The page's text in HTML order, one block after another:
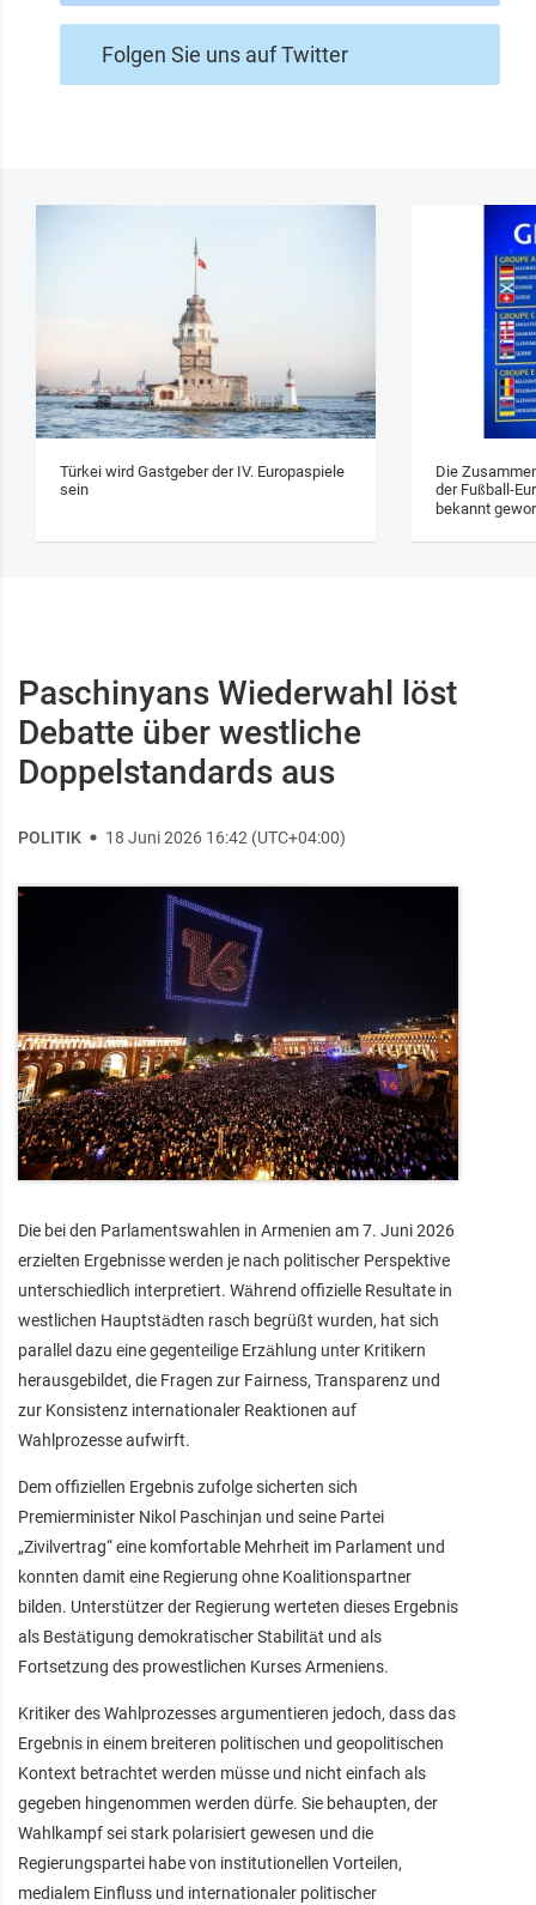
Folgen Sie uns auf Twitter
Türkei wird Gastgeber der IV. Europaspiele
sein
Die
der Fußball-
bekannt
Paschinyans Wiederwahl löst
Debatte über westliche
Doppelstandards aus
POLITIK 18 Juni 2026 16:42 (UTC+04:00)
Die bei den Parlamentswahlen in Armenien am 7. Juni 2026
erzielten Ergebnisse werden je nach politischer Perspektive
unterschiedlich interpretiert. Während offizielle Resultate in
westlichen Hauptstädten rasch begrüßt wurden, hat sich
parallel dazu eine gegenteilige Erzählung unter Kritikern
herausgebildet, die Fragen zur Fairness, Transparenz und
zur Konsistenz internationaler Reaktionen auf
Wahlprozesse aufwirft.
Dem offiziellen Ergebnis zufolge sicherten sich
Premierminister Nikol Paschinjan und seine Partei
„Zivilvertrag“ eine komfortable Mehrheit im Parlament und
konnten damit eine Regierung ohne Koalitionspartner
bilden. Unterstützer der Regierung werteten dieses Ergebnis
als Bestätigung demokratischer Stabilität und als
Fortsetzung des prowestlichen Kurses Armeniens.
Kritiker des Wahlprozesses argumentieren jedoch, dass das
Ergebnis in einem breiteren politischen und geopolitischen
Kontext betrachtet werden müsse und nicht einfach als
gegeben hingenommen werden dürfe. Sie behaupten, der
Wahlkampf sei stark polarisiert gewesen und die
Regierungspartei habe von institutionellen Vorteilen,
medialem Einfluss und internationaler politischer